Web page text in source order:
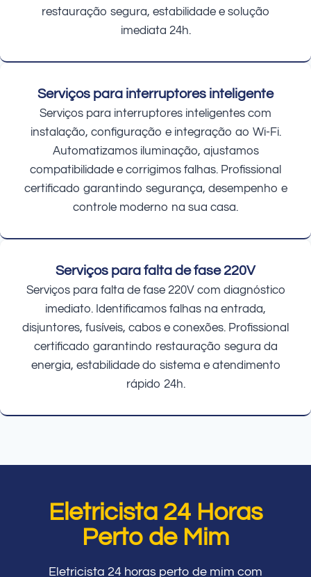
restauração segura, estabilidade e solução
imediata 24h.
Serviços para interruptores inteligente
Serviços para interruptores inteligentes com
instalação, configuração e integração ao Wi-Fi.
Automatizamos iluminação, ajustamos
compatibilidade e corrigimos falhas. Profissional
certificado garantindo segurança, desempenho e
controle moderno na sua casa.
Serviços para falta de fase 220V
Serviços para falta de fase 220V com diagnóstico
imediato. Identificamos falhas na entrada,
disjuntores, fusíveis, cabos e conexões. Profissional
certificado garantindo restauração segura da
energia, estabilidade do sistema e atendimento
rápido 24h.
Eletricista 24 Horas
Perto de Mim
Eletricista 24 horas perto de mim com